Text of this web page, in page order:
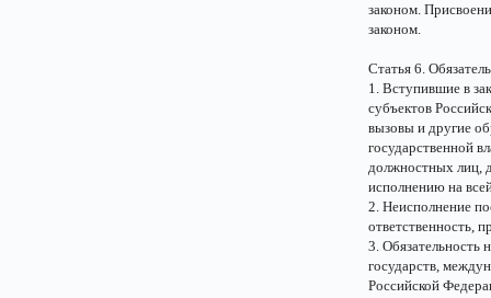
законом.
законом.
Статья 6.
1. Вступившие в
субъектов
вызовы и другие
государственной
должностных лиц,
исполнению на
2. Неисполнение
ответственность,
3. Обязательность
государств,
Российской